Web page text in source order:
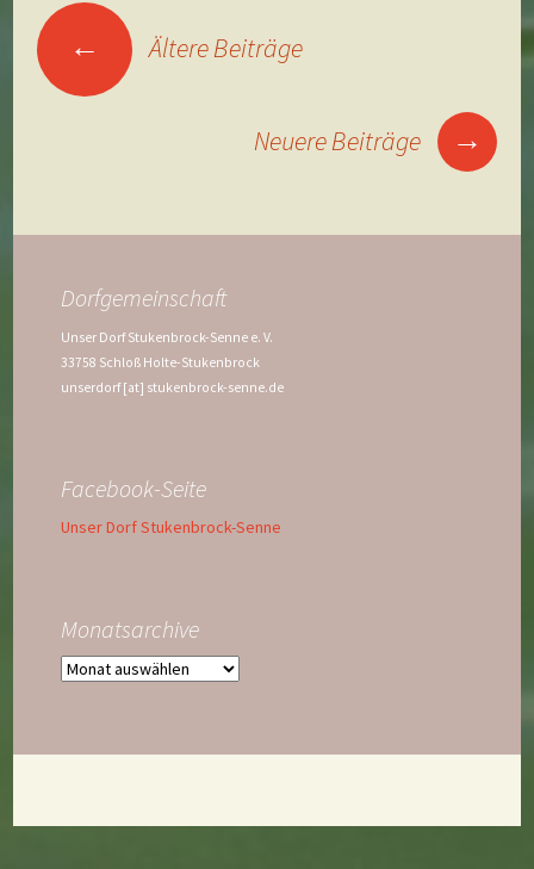
Beitragsnavigation
← Ältere Beiträge
Neuere Beiträge →
Dorfgemeinschaft
Unser Dorf Stukenbrock-Senne e. V.
33758 Schloß Holte-Stukenbrock
unserdorf [at] stukenbrock-senne.de
Facebook-Seite
Unser Dorf Stukenbrock-Senne
Monatsarchive
Monatsarchive